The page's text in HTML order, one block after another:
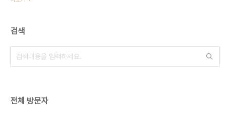
검색
전체 방문자